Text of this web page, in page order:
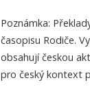
Poznámka:
časopisu Rodiče.
obsahují českou
pro český kontext